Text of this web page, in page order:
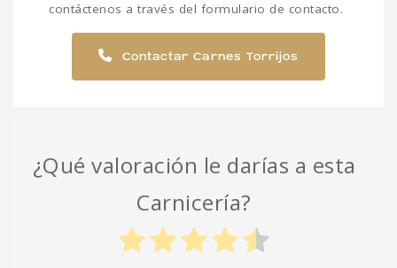
contáctenos a través del formulario de contacto.
Contactar Carnes Torrijos
¿Qué valoración le darías a esta
Carnicería?